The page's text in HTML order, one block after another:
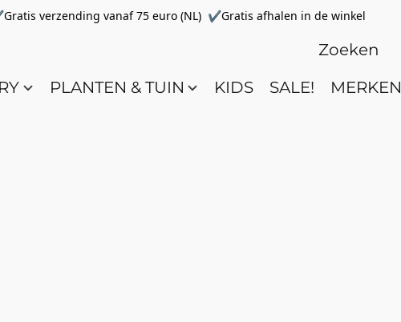
verzending vanaf 75 euro (NL) ✔Gratis afhalen in de winkel
PLANTEN & TUIN KIDS SALE! MERKEN